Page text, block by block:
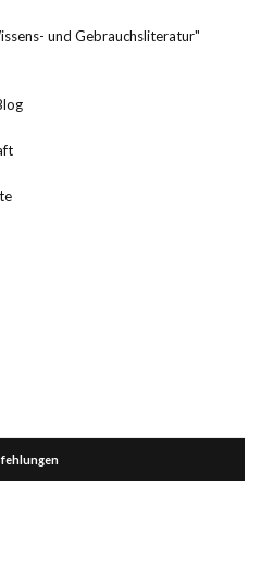
und Gebrauchsliteratur"